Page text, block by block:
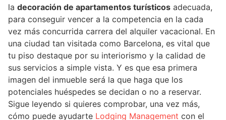
la decoración de apartamentos turísticos adecuada,
para conseguir vencer a la competencia en la cada
vez más concurrida carrera del alquiler vacacional. En
una ciudad tan visitada como Barcelona, es vital que
tu piso destaque por su interiorismo y la calidad de
sus servicios a simple vista. Y es que esa primera
imagen del inmueble será la que haga que los
potenciales huéspedes se decidan o no a reservar.
Sigue leyendo si quieres comprobar, una vez más,
cómo puede ayudarte Lodging Management con el